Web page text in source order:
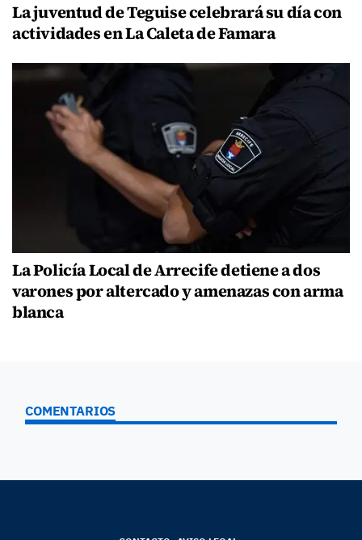
La juventud de Teguise celebrará su día con
actividades en La Caleta de Famara
La Policía Local de Arrecife detiene a dos
varones por altercado y amenazas con arma
blanca
COMENTARIOS